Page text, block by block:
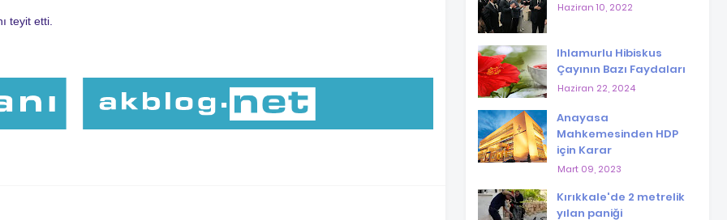
teyit etti.
Haziran 10, 2022
Ihlamurlu Hibiskus
Çayının Bazı Faydaları
Haziran 22, 2024
Anayasa
Mahkemesinden HDP
için Karar
Mart 09, 2023
Kırıkkale'de 2 metrelik
yılan paniği